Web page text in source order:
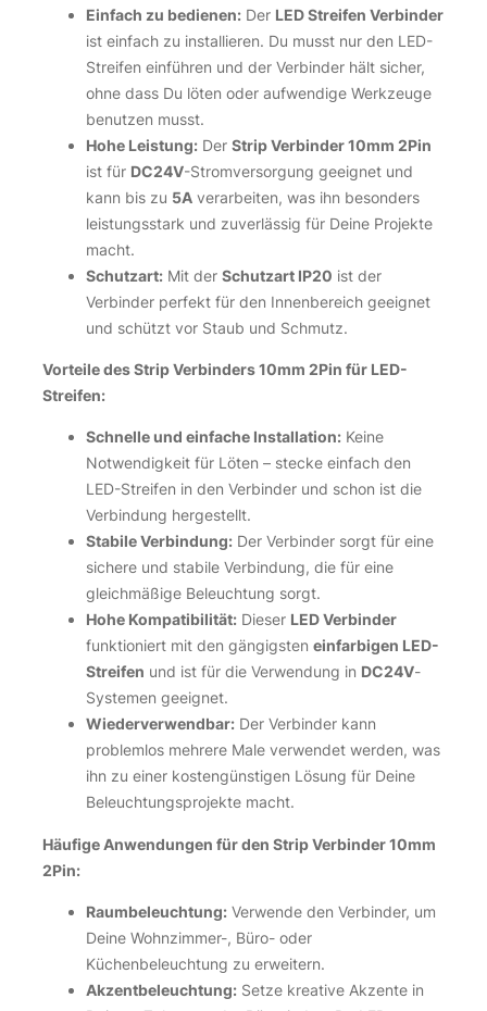
Einfach zu bedienen: Der LED Streifen Verbinder
ist einfach zu installieren. Du musst nur den LED-
Streifen einführen und der Verbinder hält sicher,
ohne dass Du löten oder aufwendige Werkzeuge
benutzen musst.
Hohe Leistung: Der Strip Verbinder 10mm 2Pin
ist für DC24V-Stromversorgung geeignet und
kann bis zu 5A verarbeiten, was ihn besonders
leistungsstark und zuverlässig für Deine Projekte
macht.
Schutzart: Mit der Schutzart IP20 ist der
Verbinder perfekt für den Innenbereich geeignet
und schützt vor Staub und Schmutz.
Vorteile des Strip Verbinders 10mm 2Pin für LED-
Streifen:
Schnelle und einfache Installation: Keine
Notwendigkeit für Löten – stecke einfach den
LED-Streifen in den Verbinder und schon ist die
Verbindung hergestellt.
Stabile Verbindung: Der Verbinder sorgt für eine
sichere und stabile Verbindung, die für eine
gleichmäßige Beleuchtung sorgt.
Hohe Kompatibilität: Dieser LED Verbinder
funktioniert mit den gängigsten einfarbigen LED-
Streifen und ist für die Verwendung in DC24V-
Systemen geeignet.
Wiederverwendbar: Der Verbinder kann
problemlos mehrere Male verwendet werden, was
ihn zu einer kostengünstigen Lösung für Deine
Beleuchtungsprojekte macht.
Häufige Anwendungen für den Strip Verbinder 10mm
2Pin:
Raumbeleuchtung: Verwende den Verbinder, um
Deine Wohnzimmer-, Büro- oder
Küchenbeleuchtung zu erweitern.
Akzentbeleuchtung: Setze kreative Akzente in